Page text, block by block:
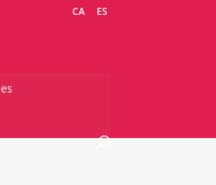
CA ES